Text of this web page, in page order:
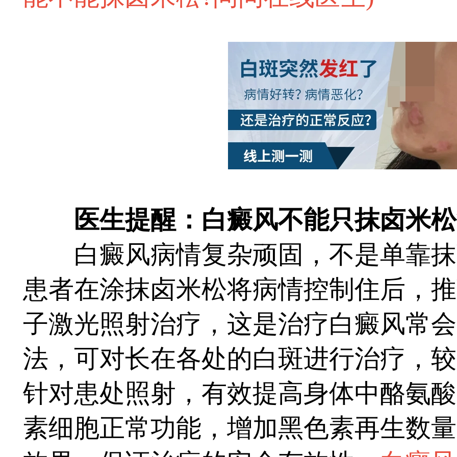
医生提醒：白癜风不能只抹卤米
白癜风病情复杂顽固，不是单靠抹
患者在涂抹卤米松将病情控制住后，
子激光照射治疗，这是治疗白癜风常
法，可对长在各处的白斑进行治疗，
针对患处照射，有效提高身体中酪氨
素细胞正常功能，增加黑色素再生数